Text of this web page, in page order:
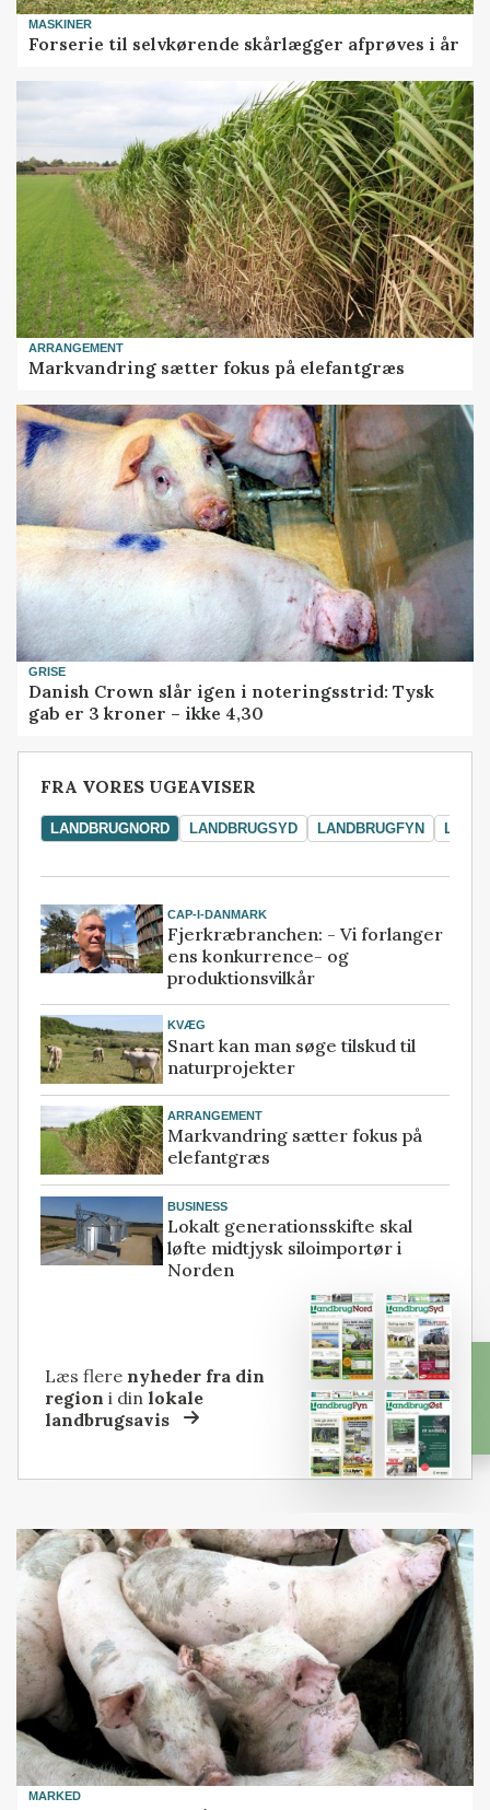
MASKINER
Forserie til selvkørende skårlægger afprøves i år
ARRANGEMENT
Markvandring sætter fokus på elefantgræs
GRISE
Danish Crown slår igen i noteringsstrid: Tysk
gab er 3 kroner – ikke 4,30
FRA VORES UGEAVISER
LANDBRUGNORD LANDBRUGSYD LANDBRUGFYN
CAP-I-DANMARK
Fjerkræbranchen: - Vi forlanger
ens konkurrence- og
produktionsvilkår
KVÆG
Snart kan man søge tilskud til
naturprojekter
ARRANGEMENT
Markvandring sætter fokus på
elefantgræs
BUSINESS
Lokalt generationsskifte skal
løfte midtjysk siloimportør i
Norden
Læs flere nyheder fra din
region i dinlokale
landbrugsavis
MARKED